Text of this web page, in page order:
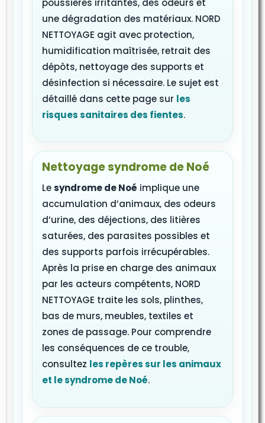
poussières irritantes, des odeurs et
une dégradation des matériaux. NORD
NETTOYAGE agit avec protection,
humidification maîtrisée, retrait des
dépôts, nettoyage des supports et
désinfection si nécessaire. Le sujet est
détaillé dans cette page sur les
risques sanitaires des fientes.
Nettoyage syndrome de Noé
Lesyndrome de Noé implique une
accumulation d’animaux, des odeurs
d’urine, des déjections, des litières
saturées, des parasites possibles et
des supports parfois irrécupérables.
Après la prise en charge des animaux
par les acteurs compétents, NORD
NETTOYAGE traite les sols, plinthes,
bas de murs, meubles, textiles et
zones de passage. Pour comprendre
les conséquences de ce trouble,
consultez les repères sur les animaux
et le syndrome de Noé.